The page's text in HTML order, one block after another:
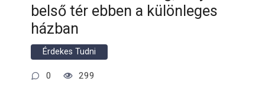
belső tér ebben a különleges
házban
Érdekes Tudni
0 299